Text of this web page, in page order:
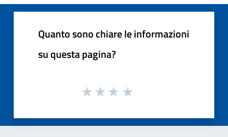
Quanto sono chiare le informazioni
su questa pagina?